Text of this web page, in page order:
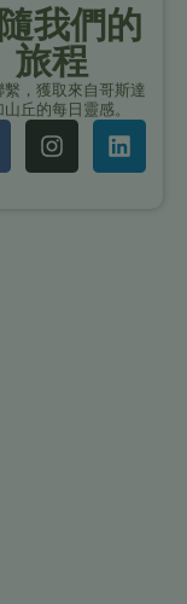
我們的
旅程
繫，獲取來自哥斯達
丘的每日靈感。